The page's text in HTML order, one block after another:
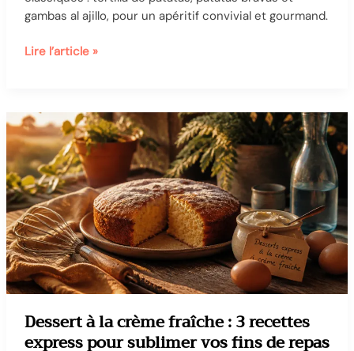
gambas al ajillo, pour un apéritif convivial et gourmand.
Recettes
:
3
classiques
indémodables
à
préparer
chez
soi
Lire l’article »
Dessert à la crème fraîche : 3 recettes
express pour sublimer vos fins de repas